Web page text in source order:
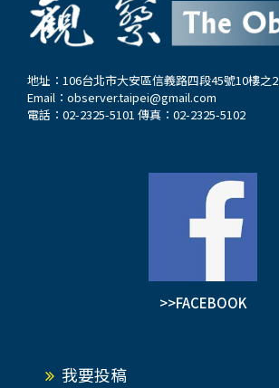
地址：106台北市大安區信義路四段45號10樓之2
Email： observer.taipei@gmail.com
電話：02-2325-5101 傳真：02-2325-5102
>>FACEBOOK
我要投稿